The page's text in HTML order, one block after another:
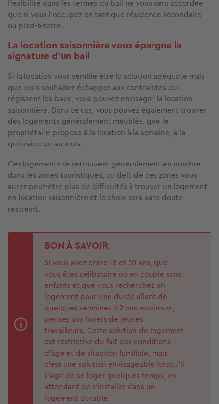
flexibilité dans les termes du bail ne vous sera accordée
que si vous l'occupez en tant que résidence secondaire
ou pied-à-terre.
La location saisonnière vous épargne la
signature d'un bail
Si la location vous semble être la solution adéquate mais
que vous souhaitez échapper aux contraintes qui
régissent les baux, vous pouvez envisager la location
saisonnière. Dans ce cas, vous pouvez également trouver
des logements généralement meublés, que le
propriétaire propose à la location à la semaine, à la
quinzaine ou au mois.
Ces logements se retrouvent généralement en nombre
dans les zones touristiques, au-delà de ces zones vous
aurez peut-être plus de difficultés à trouver un logement
en location saisonnière et le choix sera sans doute
restreint.
BON À SAVOIR
Si vous avez entre 18 et 30 ans, que
vous êtes célibataire ou en couple sans
enfants et que vous recherchez un
logement pour une durée allant de
quelques semaines à 2 ans maximum,
pensez aux foyers de jeunes
travailleurs. Cette solution de logement
est restrictive du fait des conditions
d’âge et de situation familiale, mais
c'est une solution envisageable lorsqu'il
s'agit de se loger quelques temps, en
attendant de s’installer dans un
logement durable.